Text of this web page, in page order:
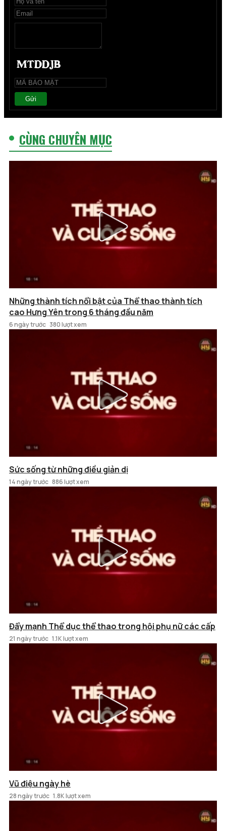
Gửi
CÙNG CHUYÊN MỤC
Những thành tích nổi bật của Thể thao thành tích
cao Hưng Yên trong 6 tháng đầu năm
6 ngày trước 380 lượt xem
Sức sống từ những điều giản dị
14 ngày trước 886 lượt xem
Đẩy mạnh Thể dục thể thao trong hội phụ nữ các cấp
21 ngày trước 1.1K lượt xem
Vũ điệu ngày hè
28 ngày trước 1.8K lượt xem